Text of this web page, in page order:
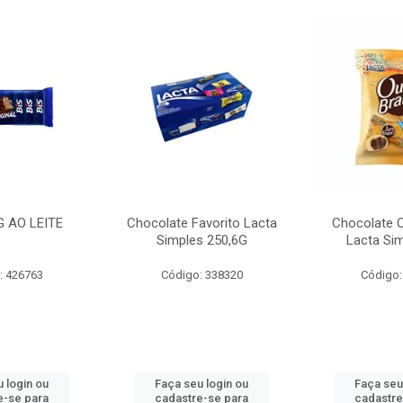
AO LEITE
426763
login ou
se para
Chocolate Favorito Lacta
Simples 250,6G
Código: 338320
Faça seu login ou
cadastre-se para
Chocolate
Lacta
Faça